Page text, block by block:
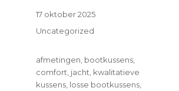
Posted
17 oktober 2025
Categories
Uncategorized
Tags
afmetingen bootkussens
comfort jacht kwalitatieve
kussens losse bootkussens